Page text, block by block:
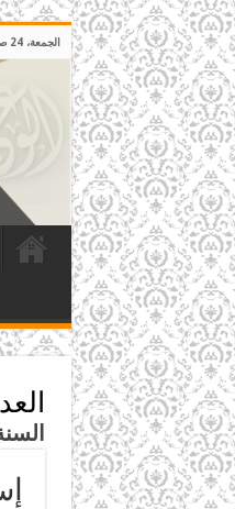
الجمعة، 24 صفر 1448هـ | 2026/08/07م
العدد
السنة